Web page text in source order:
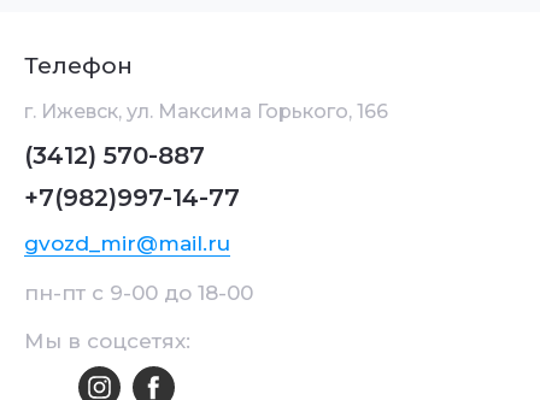
Телефон
г. Ижевск, ул. Максима Горького, 166
(3412) 570-887
+7(982)997-14-77
gvozd_mir@mail.ru
пн-пт с 9-00 до 18-00
Мы в соцсетях: